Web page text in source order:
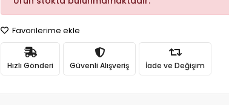
Favorilerime ekle
Hızlı Gönderi Güvenli Alışveriş İade ve Değişim